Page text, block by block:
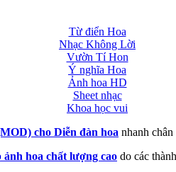
Từ điển Hoa
Nhạc Không Lời
Vườn Tí Hon
Ý nghĩa Hoa
Ảnh hoa HD
Sheet nhạc
Khoa học vui
cho Diễn đàn hoa nhanh
ảnh hoa chất lượng cao do các